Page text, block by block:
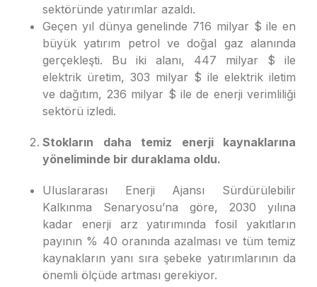
sektöründe yatırımlar azaldı.
Geçen yıl dünya genelinde 716 milyar $ ile en
büyük yatırım petrol ve doğal gaz alanında
gerçekleşti. Bu iki alanı, 447 milyar $ ile
elektrik üretim, 303 milyar $ ile elektrik iletim
ve dağıtım, 236 milyar $ ile de enerji verimliliği
sektörü izledi.
Stokların daha temiz enerji kaynaklarına
yöneliminde bir duraklama oldu.
Uluslararası Enerji Ajansı Sürdürülebilir
Kalkınma Senaryosu’na göre, 2030 yılına
kadar enerji arz yatırımında fosil yakıtların
payının % 40 oranında azalması ve tüm temiz
kaynakların yanı sıra şebeke yatırımlarının da
önemli ölçüde artması gerekiyor.